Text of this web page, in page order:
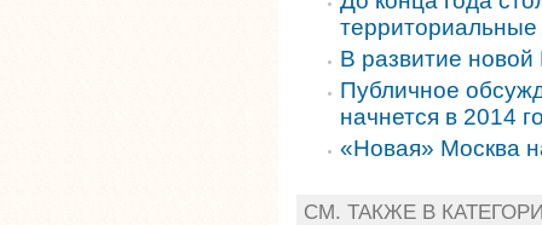
В развитие
Публичное
начнется в 2014
«Новая» Москва
СМ. ТАКЖЕ В